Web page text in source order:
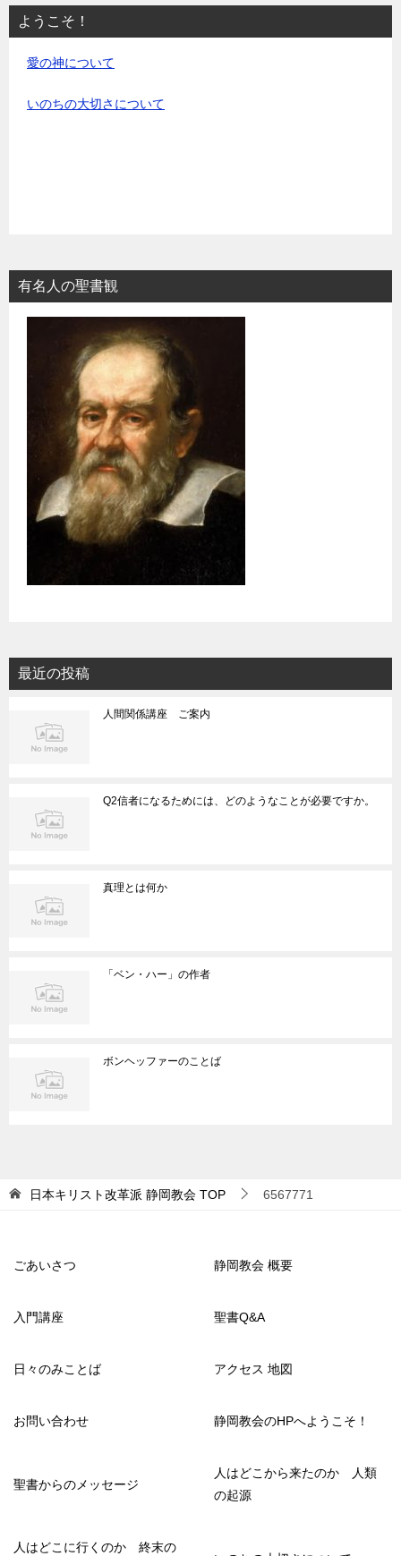
ようこそ！
愛の神について
いのちの大切さについて
有名人の聖書観
最近の投稿
人間関係講座 ご案内
Q2信者になるためには、どのようなことが必要ですか。
真理とは何か
「ベン・ハー」の作者
ボンヘッファーのことば
日本キリスト改革派 静岡教会 TOP 6567771
ごあいさつ 静岡教会 概要
入門講座 聖書Q&A
日々のみことば アクセス 地図
お問い合わせ 静岡教会のHPへようこそ！
聖書からのメッセージ
人はどこから来たのか 人類
の起源
人はどこに行くのか 終末の